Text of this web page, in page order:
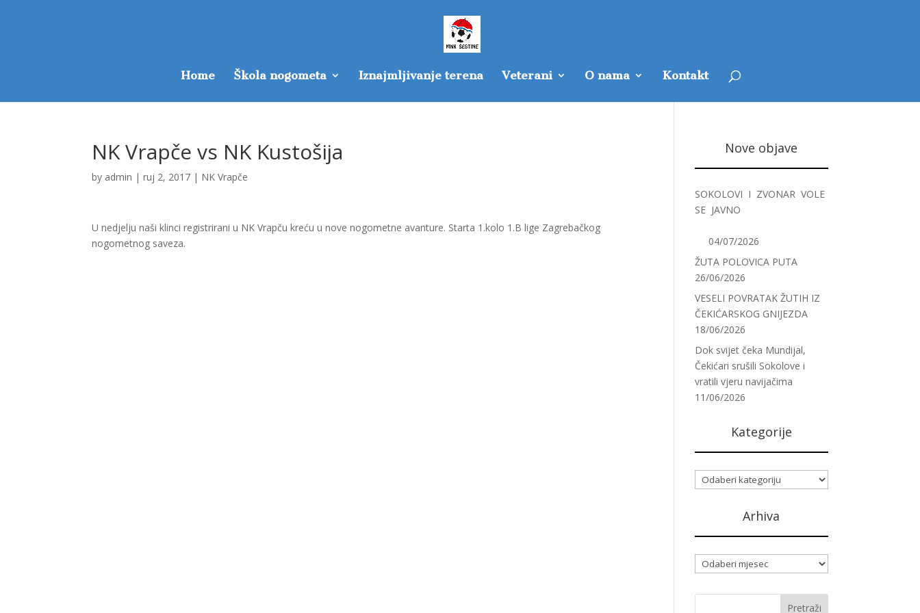
Home Škola nogometa Iznajmljivanje terena Veterani O nama Kontakt
NK Vrapče vs NK Kustošija
by admin |ruj 2, 2017 | NK Vrapče
U nedjelju naši klinci registrirani u NK Vrapču kreću u nove nogometne avanture. Starta 1.kolo 1.B lige Zagrebačkog
nogometnog saveza.
Nove objave
SOKOLOVI I ZVONAR VOLE
SE JAVNO
04/07/2026
ŽUTA POLOVICA PUTA
26/06/2026
VESELI POVRATAK ŽUTIH IZ
ČEKIĆARSKOG GNIJEZDA
18/06/2026
Dok svijet čeka Mundijal,
Čekićari srušili Sokolove i
vratili vjeru navijačima
11/06/2026
Kategorije
Kategorije
Arhiva
Arhiva